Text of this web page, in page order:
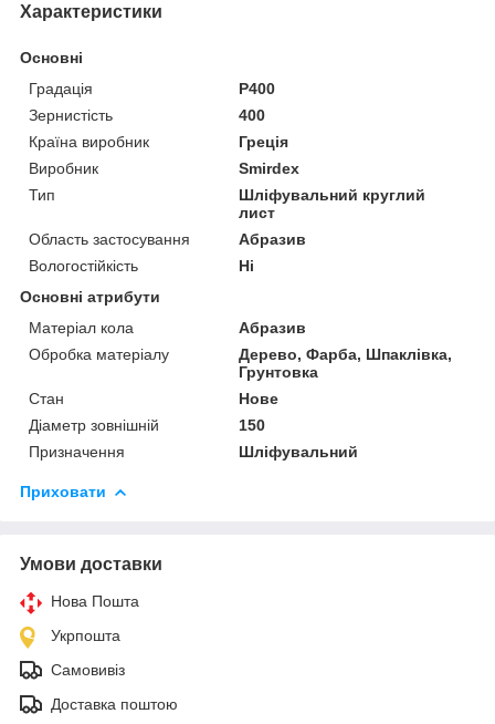
Характеристики
Основні
Градація
P400
Зернистість
400
Країна виробник
Греція
Виробник
Smirdex
Тип
Шліфувальний круглий
лист
Область застосування
Абразив
Вологостійкість
Ні
Основні атрибути
Матеріал кола
Абразив
Обробка матеріалу
Дерево, Фарба, Шпаклівка,
Грунтовка
Стан
Нове
Діаметр зовнішній
150
Призначення
Шліфувальний
Приховати
Умови доставки
Нова Пошта
Укрпошта
Самовивіз
Доставка поштою